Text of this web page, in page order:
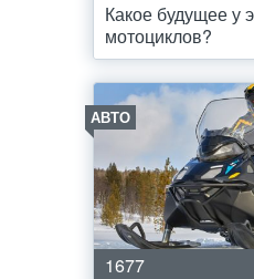
Какое будущее у
мотоциклов?
АВТО
1677